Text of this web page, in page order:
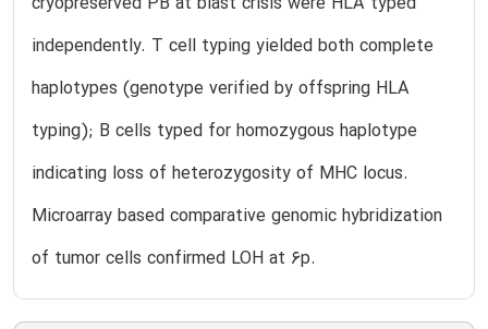
independently. T cell typing yielded both complete
haplotypes (genotype verified by offspring HLA
typing); B cells typed for homozygous haplotype
indicating loss of heterozygosity of MHC locus.
Microarray based comparative genomic hybridization
of tumor cells confirmed LOH at 6p.